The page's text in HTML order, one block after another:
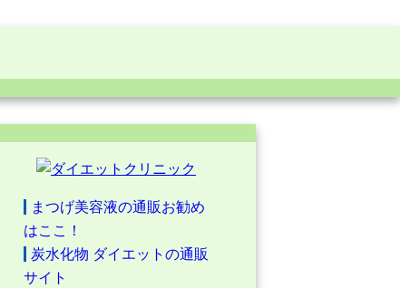
まつげ美容液の通販お勧め
はここ！
炭水化物 ダイエットの通販
サイト